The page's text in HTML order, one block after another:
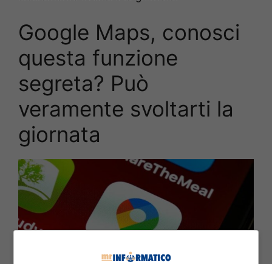
Google Maps, conosci
questa funzione
segreta? Può
veramente svoltarti la
giornata